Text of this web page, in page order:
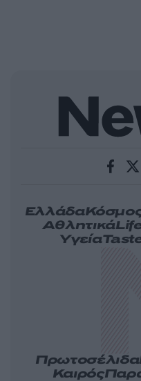
Ελλάδα
Αθλητικά
Υγεία
Πρωτοσέλιδα
Καιρός